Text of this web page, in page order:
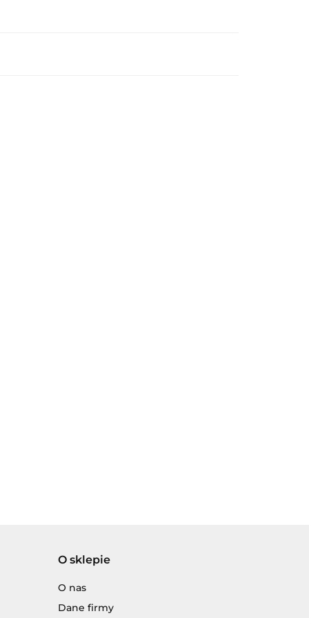
O sklepie
O nas
Dane firmy